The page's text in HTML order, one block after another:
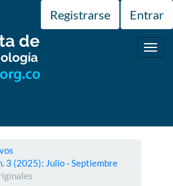
Registrarse Entrar
3 (2025): Julio - Septiembre